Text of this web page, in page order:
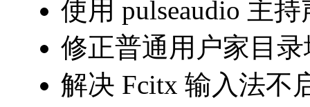
使用 pulseaudio 主持
修正普通用户家目
解决 Fcitx 输入法不